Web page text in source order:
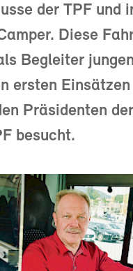
der TPF und
Diese
Begleiter
ersten
Präsidenten
besucht.